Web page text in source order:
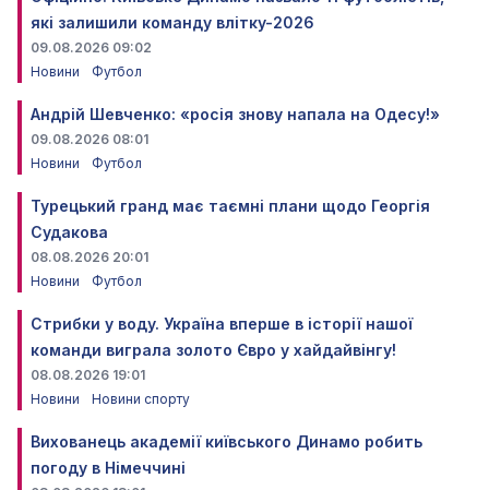
які залишили команду влітку-2026
09.08.2026 09:02
Новини
Футбол
Андрій Шевченко: «росія знову напала на Одесу!»
09.08.2026 08:01
Новини
Футбол
Турецький гранд має таємні плани щодо Георгія
Судакова
08.08.2026 20:01
Новини
Футбол
Стрибки у воду. Україна вперше в історії нашої
команди виграла золото Євро у хайдайвінгу!
08.08.2026 19:01
Новини
Новини спорту
Вихованець академії київського Динамо робить
погоду в Німеччині